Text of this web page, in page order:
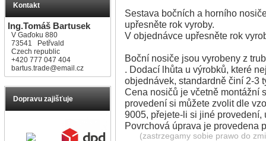
Kontakt
Ing.Tomáš Bartusek
V Gaďoku 880
73541 Petřvald
Czech republic
+420 777 047 404
bartus.trade@email.cz
Dopravu zajišťuje
Sestava bočních a horního
upřesněte rok vyroby.
V objednávce upřesněte rok
Boční nosiče jsou vyrobeny z
. Dodací lhůta u výrobků, které
objednávek, standardně činí 2-3
Cena nosičů je včetně montážní
provedení si můžete zvolit dle
9005, přejete-li si jiné
Povrchová úprava je provedena
(zastrzegamy sobie prawo do